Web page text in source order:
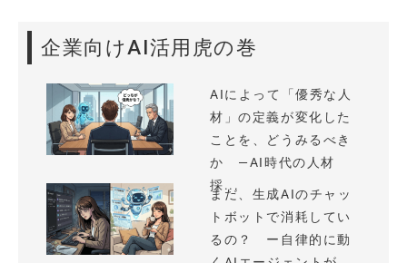
企業向けAI活用虎の巻
AIによって「優秀な人
材」の定義が変化した
ことを、どうみるべき
か —AI時代の人材
採...
まだ、生成AIのチャッ
トボットで消耗してい
るの？ ー自律的に動